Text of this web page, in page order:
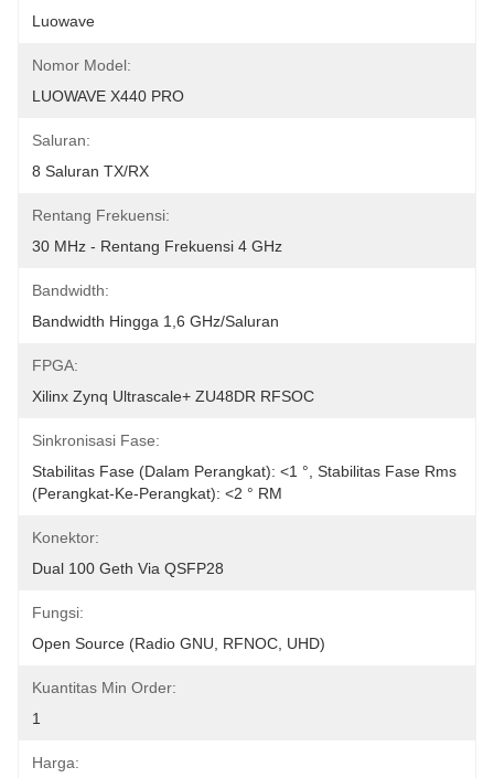
Luowave
Nomor Model:
LUOWAVE X440 PRO
Saluran:
8 Saluran TX/RX
Rentang Frekuensi:
30 MHz - Rentang Frekuensi 4 GHz
Bandwidth:
Bandwidth Hingga 1,6 GHz/saluran
FPGA:
Xilinx Zynq Ultrascale+ ZU48DR RFSOC
Sinkronisasi Fase:
Stabilitas Fase (dalam Perangkat): <1 °, Stabilitas Fase Rms
(perangkat-Ke-Perangkat): <2 ° RM
Konektor:
Dual 100 Geth Via QSFP28
Fungsi:
Open Source (Radio GNU, RFNOC, UHD)
Kuantitas Min Order:
1
Harga: